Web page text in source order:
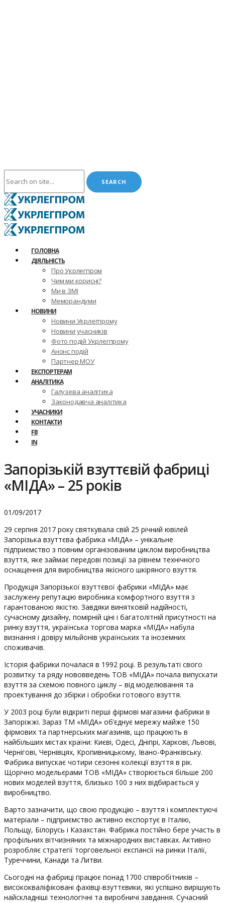
ГОЛОВНА
ДІЯЛЬНІСТЬ
Про Укрлегпром
Чим ми корисні?
Ми в ЗМІ
Меморандуми
НОВИНИ
Новини Укрлегпрому
Новини учасників
Фото подій Укрлегпрому
Анонс подій
Партнер МОУ
ЕКСПОРТЕРАМ
АНАЛІТИКА
Галузева аналітика
Законодавча аналітика
УЧАСНИКИ
КОНТАКТИ
FB
IN
Запорізькій взуттєвій фабриці
«МІДА» – 25 років
01/09/2017
29 серпня 2017 року святкувала свій 25 річний ювілей
Запорізька взуттєва фабрика «МІДА» – унікальне
підприємство з повним організованим циклом виробництва
взуття, яке займає передові позиції за рівнем технічного
оснащення для виробництва якісного шкіряного взуття.
Продукція Запорізької взуттєвої фабрики «МІДА» має
заслужену репутацію виробника комфортного взуття з
гарантованою якістю. Завдяки винятковій надійності,
сучасному дизайну, помірній ціні і багатолітній присутності на
ринку взуття, українська торгова марка «МІДА» набула
визнання і довіру мільйонів українських та іноземних
споживачів.
Історія фабрики почалася в 1992 році. В результаті свого
розвитку та ряду нововведень ТОВ «МІДА» почала випускати
взуття за схемою повного циклу – від моделювання та
проектування до збірки і обробки готового взуття.
У 2003 році були відкриті перші фірмові магазини фабрики в
Запоріжжі. Зараз ТМ «МІДА» об’єднує мережу майже 150
фірмових та партнерських магазинів, що працюють в
найбільших містах країни: Києві, Одесі, Дніпрі, Харкові, Львові,
Чернігові, Чернівцях, Кропивницькому, Івано-Франківську.
Фабрика випускає чотири сезонні колекції взуття в рік.
Щорічно модельєрами ТОВ «МІДА» створюється більше 200
нових моделей взуття, близько 100 з них відбирається у
виробництво.
Варто зазначити, що свою продукцію – взуття і комплектуючі
матеріали – підприємство активно експортує в Італію,
Польщу, Білорусь і Казахстан. Фабрика постійно бере участь в
профільних вітчизняних та міжнародних виставках. Активно
розробляє стратегії торговельної експансії на ринки Італії,
Туреччини, Канади та Литви.
Сьогодні на фабриці працює понад 1700 співробітників –
висококваліфіковані фахівці-взуттєвики, які успішно вирішують
найскладніші технологічні та виробничі завдання. Сучасний